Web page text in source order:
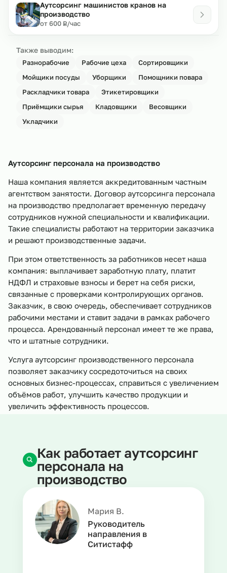
Аутсорсинг машинистов кранов на
производство
от 600 ₽
Р/час
Также выводим:
Разнорабочие Рабочие цеха
Сортировщики
Мойщики посуды
Уборщики
Помощники повара
Раскладчики товара
Этикетировщики
Приёмщики сырья
Кладовщики
Весовщики
Укладчики
Аутсорсинг персонала на производство
Наша компания является аккредитованным частным
агентством занятости. Договор аутсорсинга персонала
на производство предполагает временную передачу
сотрудников нужной специальности и квалификации.
Такие специалисты работают на территории заказчика
и решают производственные задачи.
При этом ответственность за работников несет наша
компания: выплачивает заработную плату, платит
НДФЛ и страховые взносы и берет на себя риски,
связанные с проверками контролирующих органов.
Заказчик, в свою очередь, обеспечивает сотрудников
рабочими местами и ставит задачи в рамках рабочего
процесса. Арендованный персонал имеет те же права,
что и штатные сотрудники.
Услуга аутсорсинг производственного персонала
позволяет заказчику сосредоточиться на своих
основных бизнес-процессах, справиться с увеличением
объёмов работ, улучшить качество продукции и
увеличить эффективность процессов.
Мария В.
Руководитель
направления в
Ситистафф
Как работает аутсорсинг
персонала на
производство